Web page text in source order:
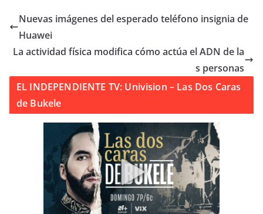
Nuevas imágenes del esperado teléfono insignia de
Huawei
La actividad física modifica cómo actúa el ADN de la
s personas
EL INDEPENDIENTE TV: Univision – Las Dos Caras
de Bukele